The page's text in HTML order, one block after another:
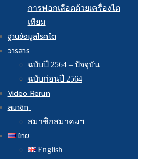
การฟอกเลือดด้วยเครื่องไต
เทียม
ฐานข้อมูลโรคไต
วารสาร
ฉบับปี 2564 – ปัจจุบัน
ฉบับก่อนปี 2564
Video Rerun
สมาชิก
สมาชิกสมาคมฯ
ไทย
English